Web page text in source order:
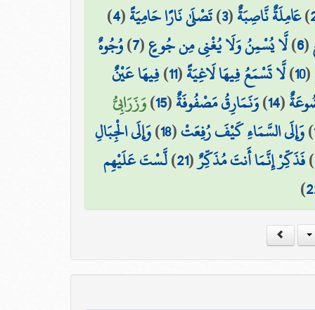
)عَامِلَةٌ نَّاصِبَةٌ(
3
)تَصْلَىٰ نَارًا حَامِيَةً(
4
)
(
6
)لَّا يُسْمِنُ وَلَا يُغْنِي مِن جُوعٍ(
7
)وُجُوهٌ
(
10
)لَّا تَسْمَعُ فِيهَا لَاغِيَةً(
11
)فِيهَا عَيْنٌ
(
14
)وَنَمَارِقُ مَصْفُوفَةٌ(
15
)وَزَرَابِيُّ
)وَإِلَى السَّمَاءِ كَيْفَ رُفِعَتْ(
18
)وَإِلَى الْجِبَالِ
)فَذَكِّرْ إِنَّمَا أَنتَ مُذَكِّرٌ(
21
)لَّسْتَ عَلَيْهِم
)